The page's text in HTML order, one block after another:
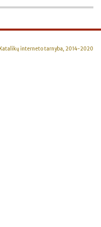
interneto tarnyba, 2014-2020